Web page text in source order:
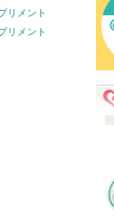
リメント
リメント